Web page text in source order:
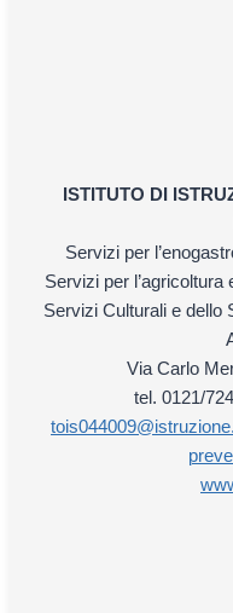
ISTITUTO DI
Servizi per
Servizi per
Servizi Culturali e dello
Via Carlo
tel. 0121/